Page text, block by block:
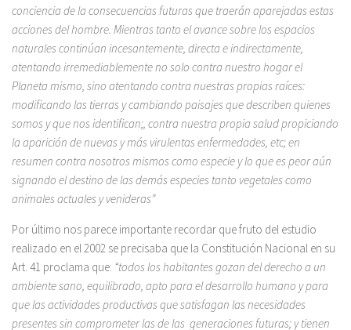
conciencia de la consecuencias futuras que traerán aparejadas estas
acciones del hombre. Mientras tanto el avance sobre los espacios
naturales continúan incesantemente, directa e indirectamente,
atentando irremediablemente no solo contra nuestro hogar el
Planeta mismo, sino atentando contra nuestras propias raíces:
modificando las tierras y cambiando paisajes que describen quienes
somos y que nos identifican;, contra nuestra propia salud propiciando
la aparición de nuevas y más virulentas enfermedades, etc; en
resumen contra nosotros mismos como especie y lo que es peor aún
signando el destino de las demás especies tanto vegetales como
animales actuales y venideras”
Por último nos parece importante recordar que fruto del estudio
realizado en el 2002 se precisaba que la Constitución Nacional en su
Art. 41 proclama que: “todos los habitantes gozan del derecho a un
ambiente sano, equilibrado, apto para el desarrollo humano y para
que las actividades productivas que satisfagan las necesidades
presentes sin comprometer las de las generaciones futuras; y tienen